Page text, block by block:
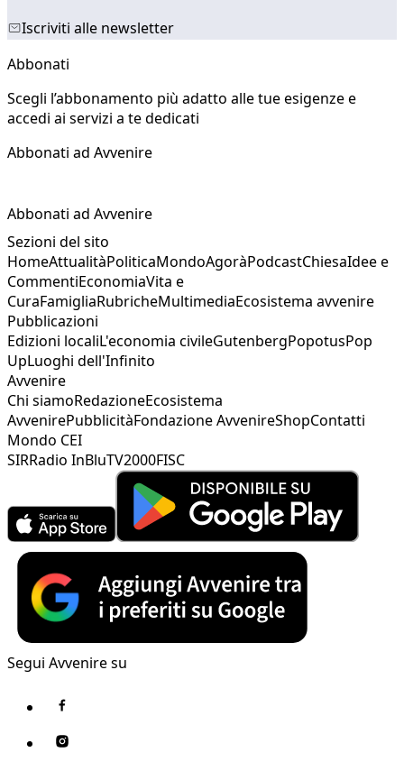
Iscriviti alle newsletter
Abbonati
Scegli l’abbonamento più adatto alle tue esigenze e
accedi ai servizi a te dedicati
Abbonati ad Avvenire
Abbonati ad Avvenire
Sezioni del sito
HomeAttualitàPoliticaMondoAgoràPodcastChiesaIdee e
CommentiEconomiaVita e
CuraFamigliaRubricheMultimediaEcosistema avvenire
Pubblicazioni
Edizioni localiL'economia civileGutenbergPopotusPop
UpLuoghi dell'Infinito
Avvenire
Chi siamoRedazioneEcosistema
AvvenirePubblicitàFondazione AvvenireShopContatti
Mondo CEI
SIRRadio InBluTV2000FISC
Segui Avvenire su